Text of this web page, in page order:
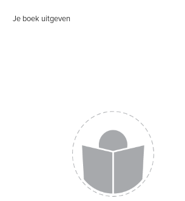
Je boek uitgeven